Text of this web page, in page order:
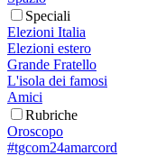
Speciali
Elezioni Italia
Elezioni estero
Grande Fratello
L'isola dei famosi
Amici
Rubriche
Oroscopo
#tgcom24amarcord